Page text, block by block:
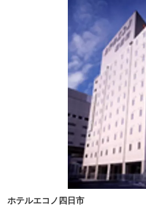
ホテルエコノ四日市